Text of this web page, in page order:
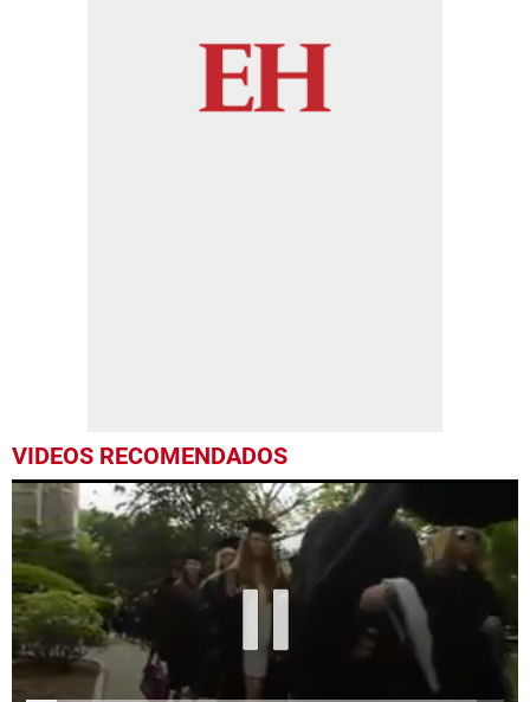
VIDEOS RECOMENDADOS